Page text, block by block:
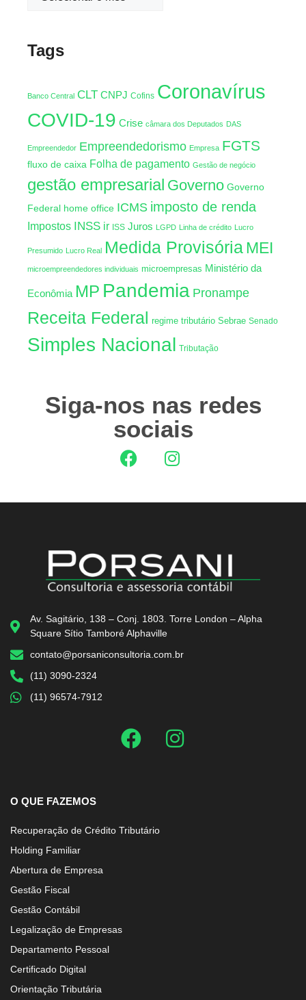
Tags
Banco Central CLT CNPJ Cofins Coronavírus
COVID-19 Crise câmara dos Deputados DAS
Empreendedor Empreendedorismo Empresa FGTS
fluxo de caixa Folha de pagamento Gestão de negócio
gestão empresarial Governo Governo
Federal home office ICMS imposto de renda
Impostos INSS ir ISS Juros LGPD Linha de crédito Lucro
Presumido Lucro Real Medida ProvisóriaMEI
microempreendedores individuais microempresas Ministério da
Econômia MP Pandemia Pronampe
Receita Federal regime tributário Sebrae Senado
Simples Nacional Tributação
Siga-nos nas redes
sociais
Av. Sagitário, 138 – Conj. 1803. Torre London – Alpha
Square Sítio Tamboré Alphaville
contato@porsaniconsultoria.com.br
(11) 3090-2324
(11) 96574-7912
O QUE FAZEMOS
Recuperação de Crédito Tributário
Holding Familiar
Abertura de Empresa
Gestão Fiscal
Gestão Contábil
Legalização de Empresas
Departamento Pessoal
Certificado Digital
Orientação Tributária